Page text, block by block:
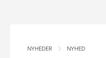
NYHEDER NYHED